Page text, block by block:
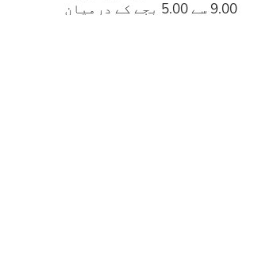
9.00 سے 5.00 بجے کے درمیان